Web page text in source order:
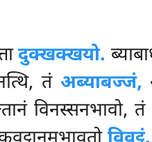
दुक्खक्खयो.
तं अब्याबज्जं,
विनस्सनभावो,